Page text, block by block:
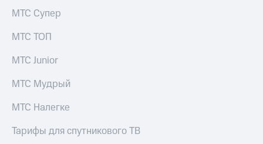
МТС Супер
МТС ТОП
МТС Junior
МТС Мудрый
МТС Налегке
Тарифы для спутникового ТВ